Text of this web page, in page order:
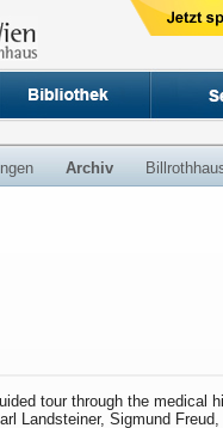
Archiv
tour through the medical
Landsteiner, Sigmund